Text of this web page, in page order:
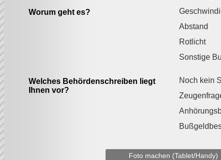
Worum geht es?
Abstand
Rotlicht
Sonstige
Welches Behördenschreiben liegt
Ihnen vor?
Noch kein
Foto machen (Tablet/Handy)